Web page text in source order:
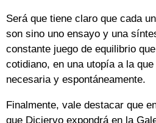
Será que tiene claro que cada
son sino uno ensayo y una
constante juego de equilibrio
cotidiano, en una utopía a la
necesaria y espontáneamente.
Finalmente, vale destacar que
que Diciervo expondrá en la